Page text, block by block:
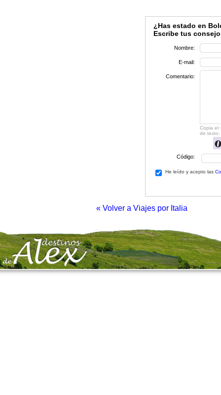
¿Has estado en
Escribe tus
Nombre:
E-mail:
Comentario:
Copia el
de texto:
Código:
He leído y acepto las
« Volver a Viajes por Italia